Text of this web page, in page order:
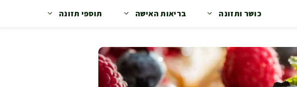
כושר ותזונה בריאות האישה תוספי תזונה